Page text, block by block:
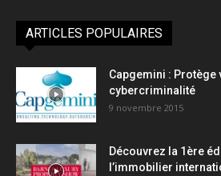
ARTICLES POPULAIRES
Capgemini :
cybercriminalité
9 novembre 2015
Découvrez la 1ère
l’immobilier